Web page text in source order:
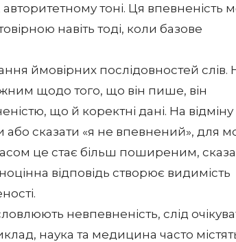
тоні. Ця впевненість
навіть тоді, коли базове
ймовірних послідовностей слів.
щодо того, що він пише, він
що й коректні дані. На відміну
сказати «я не впевнений», для
це стає більш поширеним,
відповідь створює видимість
невпевненість, слід
наука та медицина часто